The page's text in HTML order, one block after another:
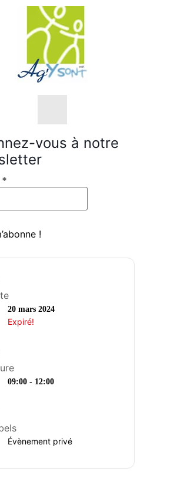
vous à notre
*
20 mars 2024
Expiré!
09:00 - 12:00
Évènement privé